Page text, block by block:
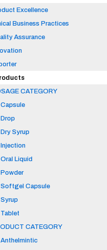
Excellence
Business Practices
Assurance
CATEGORY
Capsule
Drop
Dry Syrup
Injection
Oral Liquid
Powder
Softgel Capsule
Syrup
Tablet
CATEGORY
Anthelmintic